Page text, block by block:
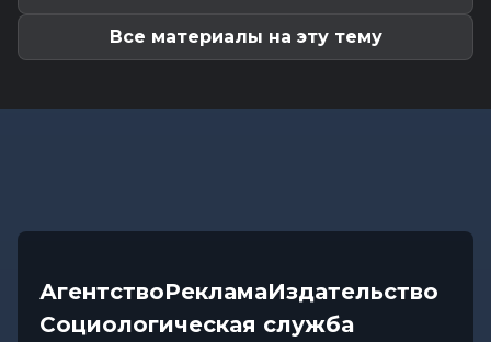
Все материалы на эту тему
АгентствоРекламаИздательство
Социологическая служба